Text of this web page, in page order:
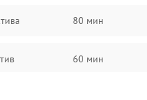
80 мин
60 мин